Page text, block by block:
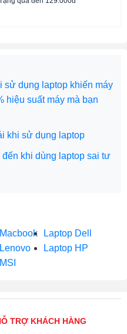
sử dụng laptop khiến máy
hiệu suất máy mà bạn
khi sử dụng laptop
khi dùng laptop sai tư
Laptop Dell
Laptop HP
TRỢ KHÁCH HÀNG